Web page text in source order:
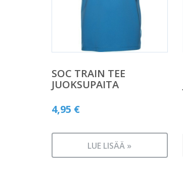
SOC TRAIN TEE
JUOKSUPAITA
4,95 €
LUE LISÄÄ »